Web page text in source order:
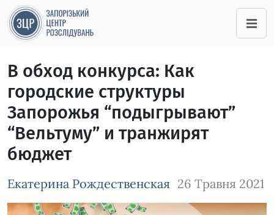
В обход конкурса: Как
городские структуры
Запорожья “подыгрывают”
“Вельтуму” и транжирят
бюджет
Екатерина Рождественская 26 Травня 2021
Зображення завантажується